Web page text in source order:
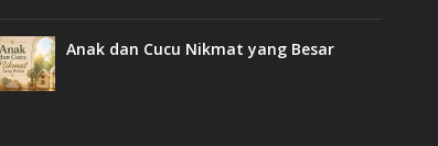
Anak dan Cucu Nikmat yang Besar